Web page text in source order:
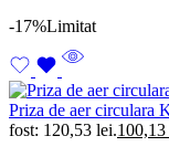
-17%Limitat
Priza de aer circulara
fost: 120,53 lei.100,13